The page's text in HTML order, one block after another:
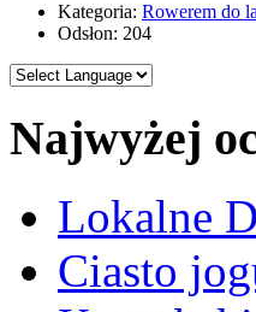
Kategoria: Rowerem do
Odsłon: 204
Najwyżej
Lokalne
Ciasto